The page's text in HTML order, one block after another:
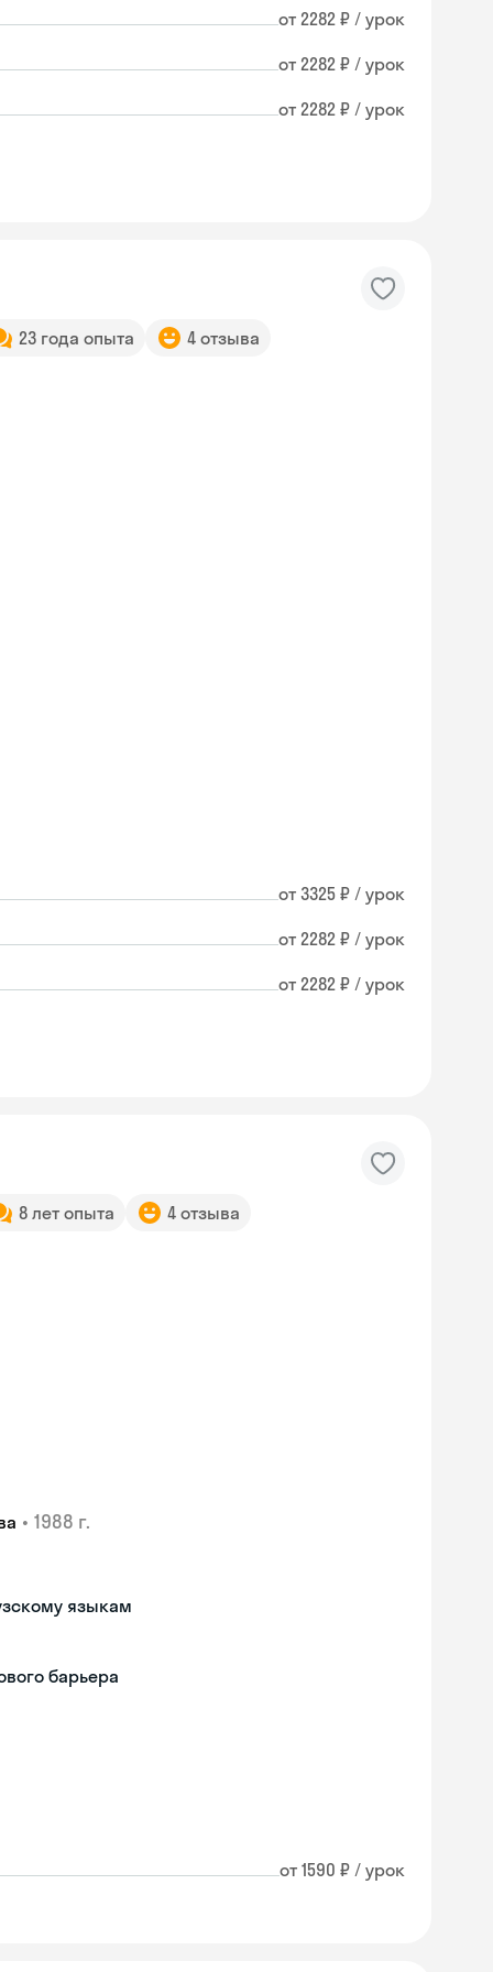
от 2282 ₽ / урок
от 2282 ₽ / урок
от 2282 ₽ / урок
23 года опыта 4 отзыва
от 3325 ₽ / урок
от 2282 ₽ / урок
от 2282 ₽ / урок
8 лет опыта 4 отзыва
• 1988 г.
языкам
барьера
от 1590 ₽ / урок